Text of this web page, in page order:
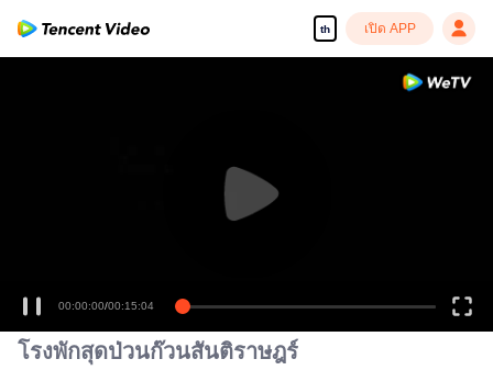
th เปิด APP
00:00:00/00:15:04
โรงพักสุดป่วนก๊วนสันติราษฎร์